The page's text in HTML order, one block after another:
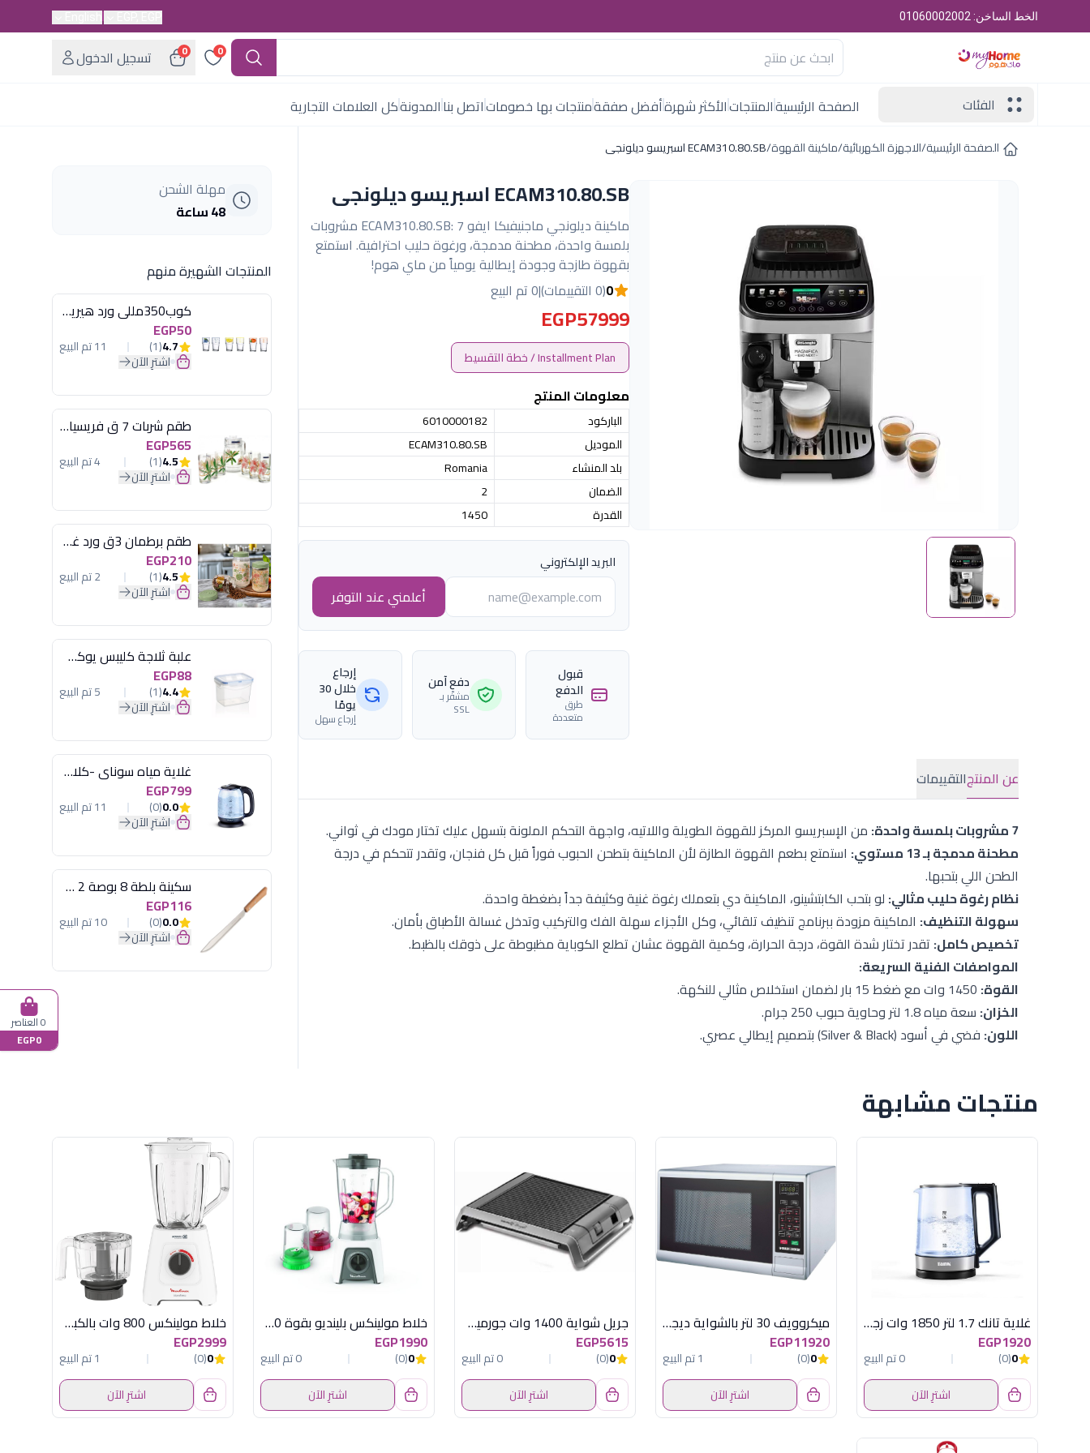
الخط الساخن: 01060002002
0
0
تسجيل الدخول
الفئات
الصفحة الرئيسيةالمنتجاتالأكثر شهرةأفضل صفقةمنتجات بها خصوماتاتصل بناالمدونةكل العلامات التجارية
الصفحة الرئيسية/الاجهزة الكهربائية/ماكينة القهوة/ECAM310.80.SB اسبريسو ديلونجى
ECAM310.80.SB اسبريسو ديلونجى
ماكينة ديلونجي ماجنيفيكا ايفو ECAM310.80.SB: 7 مشروبات
بلمسة واحدة، مطحنة مدمجة، ورغوة حليب احترافية. استمتع
بقهوة طازجة وجودة إيطالية يومياً من ماي هوم!
0(0 التقييمات) |0 تم البيع
EGP57999
Installment Plan / خطة التقسيط
معلومات المنتج
الباركود
6010000182
الموديل
ECAM310.80.SB
بلد المنشاء
Romania
الضمان
2
القدرة
1450
البريد الإلكتروني
أعلمني عند التوفر
قبول
الدفع
طرق
متعددة
دفع آمن
مشفّر بـ
SSL
إرجاع
خلال 30
يومًا
إرجاع سهل
عن المنتجالتقييمات
7 مشروبات بلمسة واحدة:
من الإسبريسو المركز للقهوة الطويلة واللاتيه، واجهة التحكم الملونة بتسهل عليك تختار مودك في ثواني.
مطحنة مدمجة بـ 13 مستوي:
استمتع بطعم القهوة الطازة لأن الماكينة بتطحن الحبوب فوراً قبل كل فنجان، وتقدر تتحكم في درجة
الطحن اللي بتحبها.
نظام رغوة حليب مثالي: لو بتحب الكابتشينو، الماكينة دي بتعملك رغوة غنية وكثيفة جداً بضغطة واحدة.
سهولة التنظيف: الماكينة مزودة ببرنامج تنظيف تلقائي، وكل الأجزاء سهلة الفك والتركيب وتدخل غسالة الأطباق بأمان.
تخصيص كامل: تقدر تختار شدة القوة، درجة الحرارة، وكمية القهوة عشان تطلع الكوباية مظبوطة على ذوقك بالظبط.
المواصفات الفنية السريعة:
القوة:
الخزان: سعة مياه 1.8 لتر وحاوية حبوب 250 جرام.
اللون: فضي في أسود (Silver & Black) بتصميم إيطالي عصري.
مهلة الشحن
48 ساعة
المنتجات الشهيرة منهم
كوب350مللى ورد هيريفين
EGP50
4.7
(1) 11 تم البيع
اشترِ الآن
طقم شربات 7 ق فريسيا لومينارك
EGP565
4.5
(1) 4 تم البيع
اشترِ الآن
طقم برطمان 3ق ورد غطاء مينت جرين هيريفين
EGP210
4.5
(1) 2 تم البيع
اشترِ الآن
علبة ثلاجة كليبس يوكسان
EGP88
4.4
(1) 5 تم البيع
اشترِ الآن
غلاية مياه سوناي -كلاسيك 2200 وات، 1.7 لتر زجاج اضائة ليد - MAR-3752
EGP799
0.0
(0) 11 تم البيع
اشترِ الآن
سكينة بلطة 8 بوصة 2 مسمار
EGP116
0.0
(0) 10 تم البيع
اشترِ الآن
منتجات مشابهة
غلاية تانك 1.7 لتر 1850 وات زجاج اسود
EGP1920
0
(0)
0 تم البيع
اشترِ الآن
ميكروويف 30 لتر بالشواية ديجيتال سيلفر
EGP11920
0
(0)
1 تم البيع
اشترِ الآن
جريل شواية 1400 وات جورميت كوركماز
EGP5615
0
(0)
0 تم البيع
اشترِ الآن
خلاط مولينكس بلينديو بقوة 450 وات، سعة 1.25 لتر - أبيض (LM2C3126)
EGP1990
0
(0)
0 تم البيع
اشترِ الآن
خلاط مولينكس 800 وات بالكبة بليند فورس
EGP2999
0
(0)
1 تم البيع
اشترِ الآن
0 العناصر
EGP0